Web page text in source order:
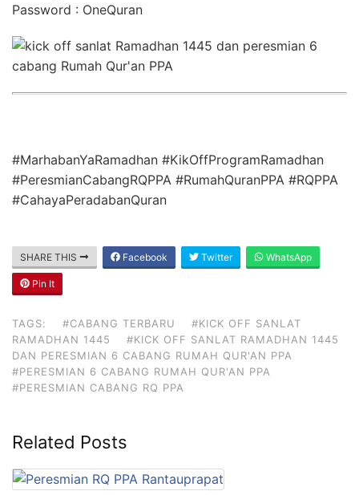
Password : OneQuran
#MarhabanYaRamadhan #KikOffProgramRamadhan
#PeresmianCabangRQPPA #RumahQuranPPA #RQPPA
#CahayaPeradabanQuran
SHARE THIS Facebook Twitter WhatsApp
Pin It
TAGS: #CABANG TERBARU
#KICK OFF SANLAT
RAMADHAN 1445
#KICK OFF SANLAT RAMADHAN 1445
DAN PERESMIAN 6 CABANG RUMAH QUR'AN PPA
#PERESMIAN 6 CABANG RUMAH QUR'AN PPA
#PERESMIAN CABANG RQ PPA
Related Posts